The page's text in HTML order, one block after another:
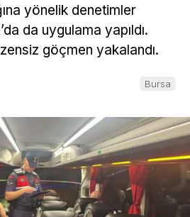
yönelik denetimler
da uygulama yapıldı.
göçmen yakalandı.
Bursa